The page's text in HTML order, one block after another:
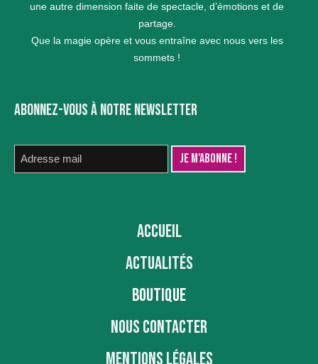
une autre dimension faite de spectacle, d’émotions et de
partage.
Que la magie opère et vous entraîne avec nous vers les
sommets !
ABONNEZ-VOUS À NOTRE NEWSLETTER
ACCUEIL
ACTUALITÉS
BOUTIQUE
NOUS CONTACTER
MENTIONS LÉGALES